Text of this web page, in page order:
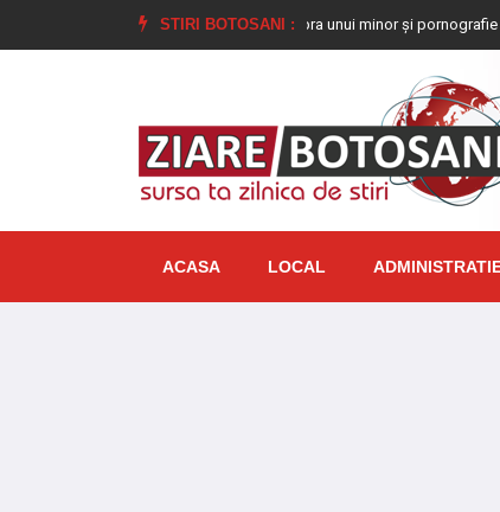
STIRI BOTOSANI :
la închisoare pentru viol asupra unui minor și pornografie infantilă,
ACASA LOCAL